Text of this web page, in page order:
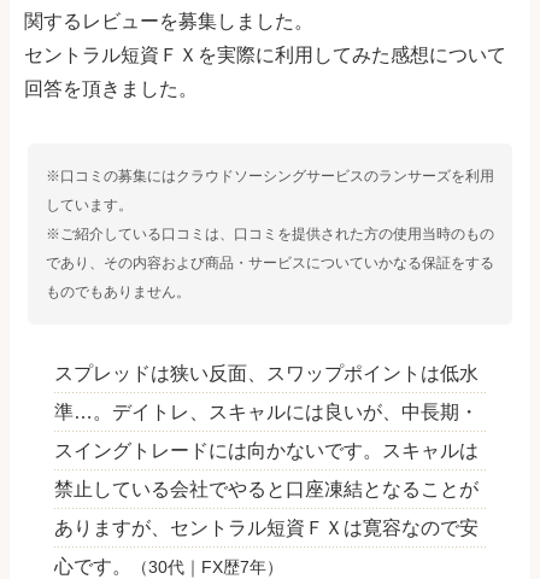
関するレビューを募集しました。
セントラル短資ＦＸを実際に利用してみた感想について
回答を頂きました。
※口コミの募集にはクラウドソーシングサービスのランサーズを利用
しています。
※ご紹介している口コミは、口コミを提供された方の使用当時のもの
であり、その内容および商品・サービスについていかなる保証をする
ものでもありません。
スプレッドは狭い反面、スワップポイントは低水
準…。デイトレ、スキャルには良いが、中長期・
スイングトレードには向かないです。スキャルは
禁止している会社でやると口座凍結となることが
ありますが、セントラル短資ＦＸは寛容なので安
心です。
（30代｜FX歴7年）